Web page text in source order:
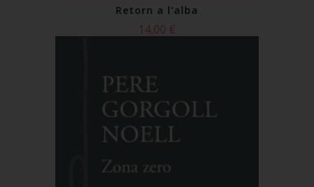
Retorn a l'alba
14,00 €